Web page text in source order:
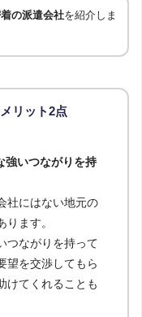
の派遣会社を紹介しま
リット2点
強いつながりを持
社にはない地元の
ます。
つながりを持って
望を交渉してもら
けてくれることも